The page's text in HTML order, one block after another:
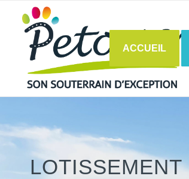
ACCUEIL
LOTISSEMENT